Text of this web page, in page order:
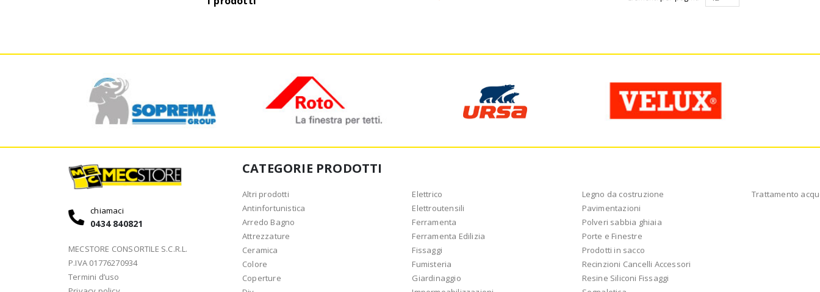
chiamaci
0434 840821
MECSTORE CONSORTILE S.C.R.L.
P.IVA 01776270934
Termini d’uso
CATEGORIE PRODOTTI
Altri prodotti
Antinfortunistica
Arredo Bagno
Attrezzature
Ceramica
Colore
Coperture
Elettrico
Elettroutensili
Ferramenta
Ferramenta Edilizia
Fissaggi
Fumisteria
Giardinaggio
Legno da costruzione
Pavimentazioni
Polveri sabbia ghiaia
Porte e Finestre
Prodotti in sacco
Recinzioni Cancelli Accessori
Resine Siliconi Fissaggi
Trattamento